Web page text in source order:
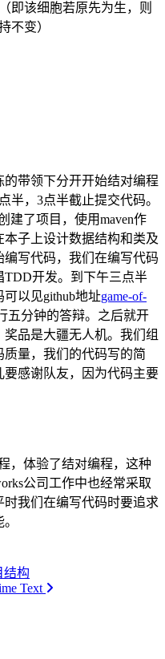
即该细胞若原先为生，则
不变）
带领下分开开始结对编程
半，3点半截止提交代码。
建了项目，使用maven作
子上设计数据结构和类及
写代码，我们在编写代码
TDD开发。到下午三点半
以见github地址game-of-
五分钟的答辩。之后就开
品是大疆无人机。我们组
量，我们的代码写的简
感谢队友，因为代码主要
，体验了结对编程，这种
公司工作中也经常采取
我们在编写代码时要追求
结构
Text